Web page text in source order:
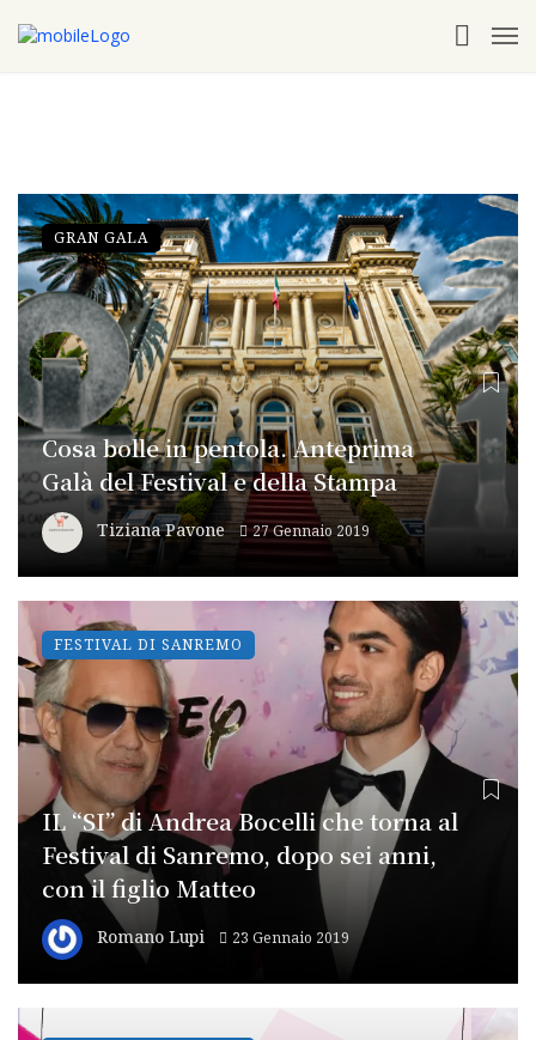
Cosa bolle in pentola. Anteprima
Galà del Festival e della Stampa
Tiziana Pavone 27 Gennaio 2019
GRAN GALA
IL “SI” di Andrea Bocelli che torna al
Festival di Sanremo, dopo sei anni,
con il figlio Matteo
Romano Lupi 23 Gennaio 2019
FESTIVAL DI SANREMO